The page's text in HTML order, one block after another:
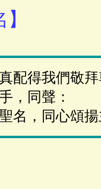
配得我們敬
，同聲：
名，同心頌